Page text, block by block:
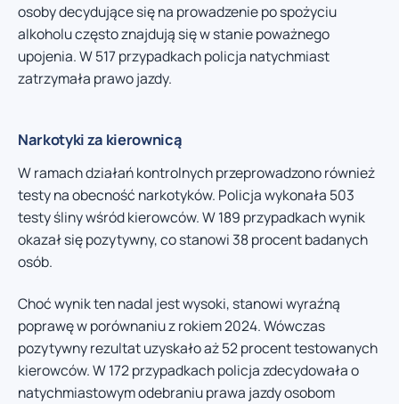
osoby decydujące się na prowadzenie po spożyciu
alkoholu często znajdują się w stanie poważnego
upojenia. W 517 przypadkach policja natychmiast
zatrzymała prawo jazdy.
Narkotyki za kierownicą
W ramach działań kontrolnych przeprowadzono również
testy na obecność narkotyków. Policja wykonała 503
testy śliny wśród kierowców. W 189 przypadkach wynik
okazał się pozytywny, co stanowi 38 procent badanych
osób.
Choć wynik ten nadal jest wysoki, stanowi wyraźną
poprawę w porównaniu z rokiem 2024. Wówczas
pozytywny rezultat uzyskało aż 52 procent testowanych
kierowców. W 172 przypadkach policja zdecydowała o
natychmiastowym odebraniu prawa jazdy osobom